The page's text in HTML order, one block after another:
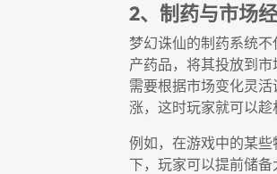
2、制药与市场
梦幻诛仙的制药系统
产药品，将其投放到
需要根据市场变化灵
涨，这时玩家就可以趁
例如，在游戏中的某
下，玩家可以提前储